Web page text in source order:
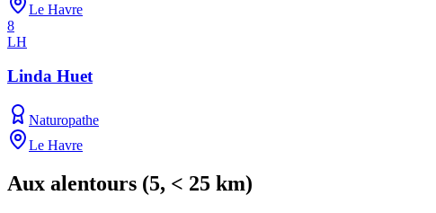
Le Havre
8
LH
Linda Huet
Naturopathe
Le Havre
Aux alentours (5, < 25 km)